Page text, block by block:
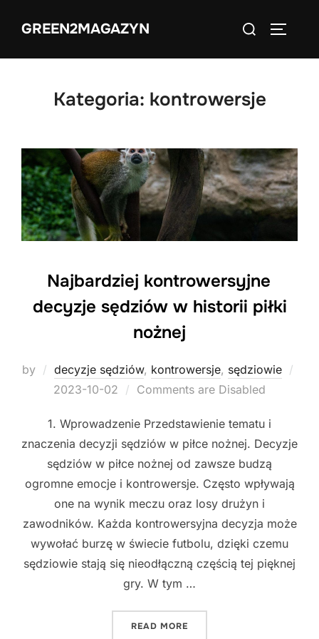
GREEN2MAGAZYN
Search
Kategoria: kontrowersje
Najbardziej kontrowersyjne
decyzje sędziów w historii piłki
nożnej
by decyzje sędziów, kontrowersje, sędziowie
Posted
2023-10-02 Comments are Disabled
1. Wprowadzenie Przedstawienie tematu i
znaczenia decyzji sędziów w piłce nożnej. Decyzje
sędziów w piłce nożnej od zawsze budzą
ogromne emocje i kontrowersje. Często wpływają
one na wynik meczu oraz losy drużyn i
zawodników. Każda kontrowersyjna decyzja może
wywołać burzę w świecie futbolu, dzięki czemu
sędziowie stają się nieodłączną częścią tej pięknej
gry. W tym …
READ MORE